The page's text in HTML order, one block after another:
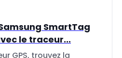
SmartTag
le traceur...
GPS, trouvez la